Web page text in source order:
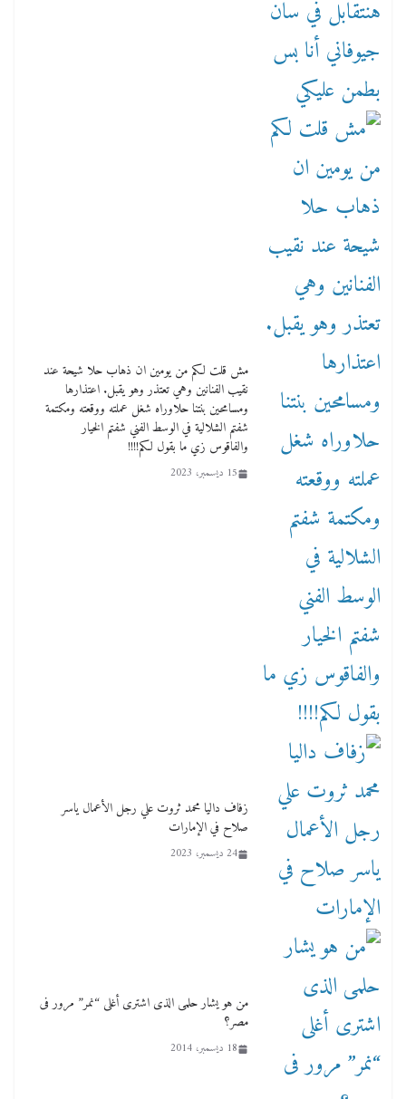
مش قلت لكم من يومين ان ذهاب حلا شيحة عند
نقيب الفنانين وهي تعتذر وهو يقبل. اعتذارها
ومسامحين بنتنا حلاوراه شغل عملته ووقعته ومكتمة
شفتم الشلالية في الوسط الفني شفتم الخيار
والفاقوس زي ما بقول لكم!!!!
15 ديسمبر، 2023
زفاف داليا محمد ثروت علي رجل الأعمال ياسر
صلاح في الإمارات
24 ديسمبر، 2023
من هو يشار حلمى الذى اشترى أغلى “نمر” مرور فى
مصر؟
18 ديسمبر، 2014